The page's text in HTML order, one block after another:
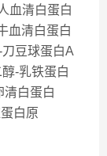
血清白蛋白
血清白蛋白
豆球蛋白A
-乳铁蛋白
清白蛋白
白原